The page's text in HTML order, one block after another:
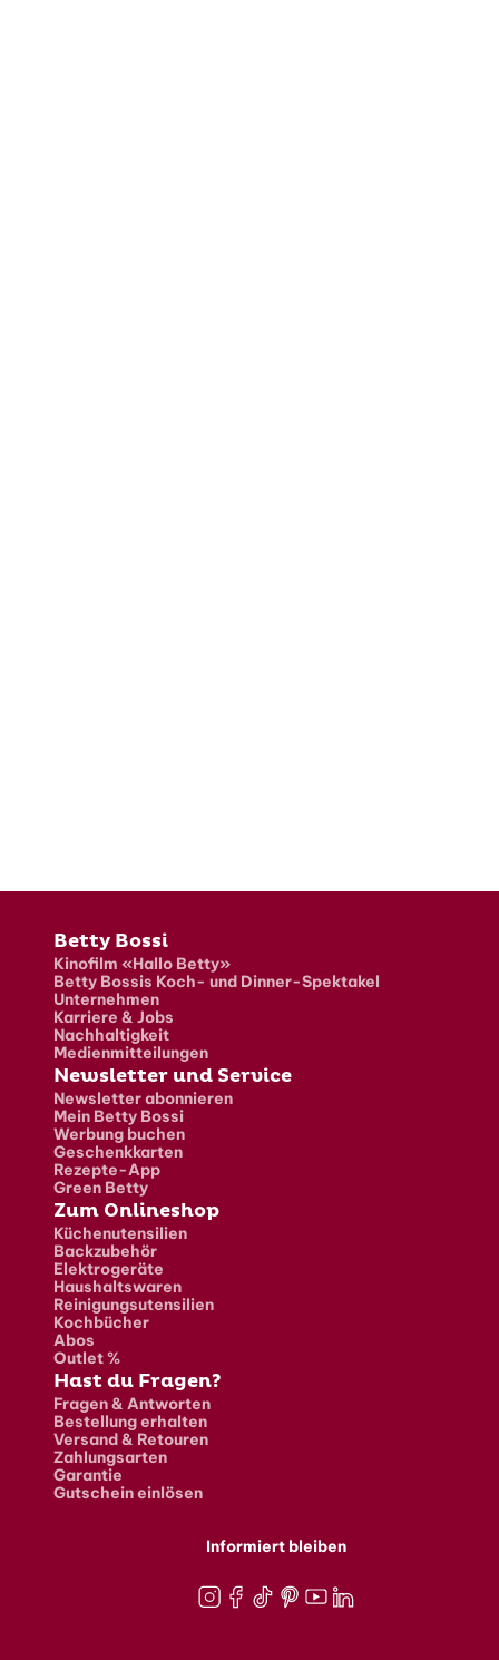
Fusszeile
Betty Bossi
Kinofilm «Hallo Betty»
Betty Bossis Koch- und Dinner-Spektakel
Unternehmen
Karriere & Jobs
Nachhaltigkeit
Medienmitteilungen
Newsletter und Service
Newsletter abonnieren
Mein Betty Bossi
Werbung buchen
Geschenkkarten
Rezepte-App
Green Betty
Zum Onlineshop
Küchenutensilien
Backzubehör
Elektrogeräte
Haushaltswaren
Reinigungsutensilien
Kochbücher
Abos
Outlet %
Hast du Fragen?
Fragen & Antworten
Bestellung erhalten
Versand & Retouren
Zahlungsarten
Garantie
Gutschein einlösen
Informiert bleiben